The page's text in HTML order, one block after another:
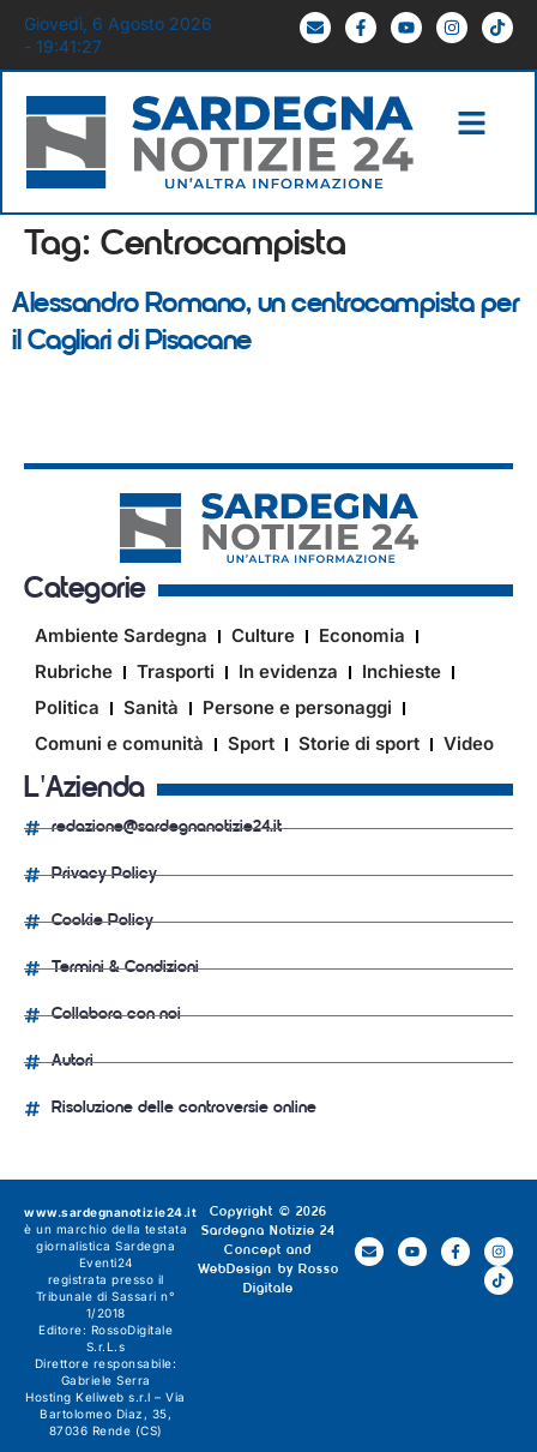
Giovedì, 6 Agosto 2026
- 19:41:27
Tag: Centrocampista
Alessandro Romano, un centrocampista per
il Cagliari di Pisacane
Categorie
Ambiente Sardegna Culture
Economia
Rubriche
Trasporti In evidenza
Inchieste
Politica
Sanità
Persone e personaggi
Comuni e comunità
Sport Storie di sport Video
L'Azienda
redazione@sardegnanotizie24.it
Privacy Policy
Cookie Policy
Termini & Condizioni
Collabora con noi
Autori
Risoluzione delle controversie online
Copyright © 2026
Sardegna Notizie 24
Concept and
WebDesign by Rosso
Digitale
www.sardegnanotizie24.it
è un marchio della testata
giornalistica Sardegna
Eventi24
registrata presso il
Tribunale di Sassari n°
1/2018
Editore: RossoDigitale
S.r.L.s
Direttore responsabile:
Gabriele Serra
Hosting Keliweb s.r.l – Via
Bartolomeo Diaz, 35,
87036 Rende (CS)